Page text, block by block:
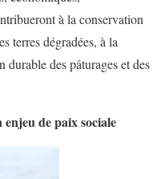
à la conservation
terres dégradées, à la
durable des pâturages et des
de paix sociale